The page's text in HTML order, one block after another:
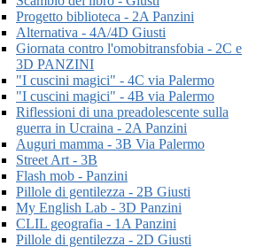
Progetto biblioteca - 2A Panzini
Alternativa - 4A/4D Giusti
Giornata contro l'omobitransfobia - 2C e
3D PANZINI
"I cuscini magici" - 4C via Palermo
"I cuscini magici" - 4B via Palermo
Riflessioni di una preadolescente sulla
guerra in Ucraina - 2A Panzini
Auguri mamma - 3B Via Palermo
Street Art - 3B
Flash mob - Panzini
Pillole di gentilezza - 2B Giusti
My English Lab - 3D Panzini
CLIL geografia - 1A Panzini
Pillole di gentilezza - 2D Giusti